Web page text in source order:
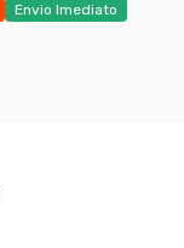
Envio Imediato